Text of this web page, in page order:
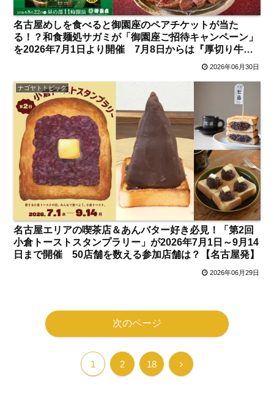
名古屋めしを食べると御園座のペアチケットが当た
る！？和食麺処サガミが「御園座ご招待キャンペーン」
を2026年7月1日より開催 7月8日からは『厚切り牛た
2026年06月30日
ナゴヤトトピック
名古屋エリアの喫茶店＆あんバター好き必見！「第2回
小倉トーストスタンプラリー」が2026年7月1日～9月14
日まで開催 50店舗を数える参加店舗は？【名古屋発】
2026年06月29日
次のページ
1 2 18 次